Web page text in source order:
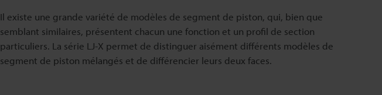
Il existe une grande variété de modèles de segment de piston, qui, bien que
semblant similaires, présentent chacun une fonction et un profil de section
particuliers. La série LJ-X permet de distinguer aisément différents modèles de
segment de piston mélangés et de différencier leurs deux faces.